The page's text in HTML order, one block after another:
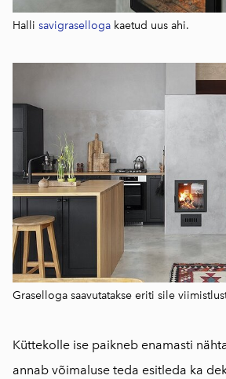
Halli savigraselloga kaetud uus ahi.
Graselloga saavutatakse eriti sile
Küttekolle ise paikneb enamasti
annab võimaluse teda esitleda ka